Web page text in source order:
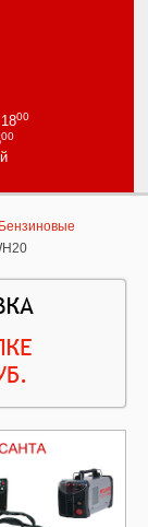
00
00
Бензиновые